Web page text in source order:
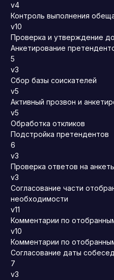
v4
Контроль выполнения
v10
Проверка и утверждение
Анкетирование
5
v3
Сбор базы соискателей
v5
Активный прозвон и
v5
Обработка откликов
Подстройка претендентов
6
v3
Проверка ответов на
v3
Согласование части
необходимости
v11
Комментарии по
v10
Комментарии по
Согласование даты
7
v3